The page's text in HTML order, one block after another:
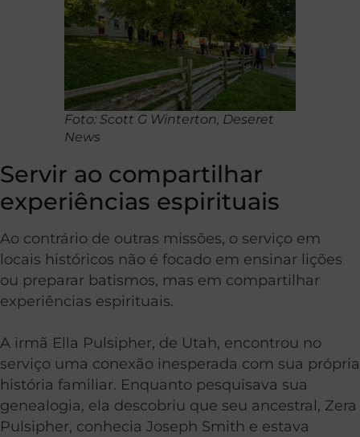
Foto: Scott G Winterton, Deseret
News
Servir ao compartilhar
experiências espirituais
Ao contrário de outras missões, o serviço em
locais históricos não é focado em ensinar lições
ou preparar batismos, mas em compartilhar
experiências espirituais.
A irmã Ella Pulsipher, de Utah, encontrou no
serviço uma conexão inesperada com sua própria
história familiar. Enquanto pesquisava sua
genealogia, ela descobriu que seu ancestral, Zera
Pulsipher, conhecia Joseph Smith e estava